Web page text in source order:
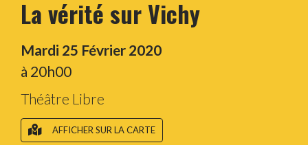
La vérité sur Vichy
Mardi 25 Février 2020
à 20h00
Théâtre Libre
AFFICHER SUR LA CARTE